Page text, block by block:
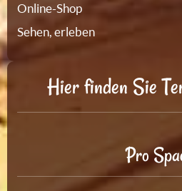
Online-Shop
Sehen, erleben
Hier finden Sie
Pro